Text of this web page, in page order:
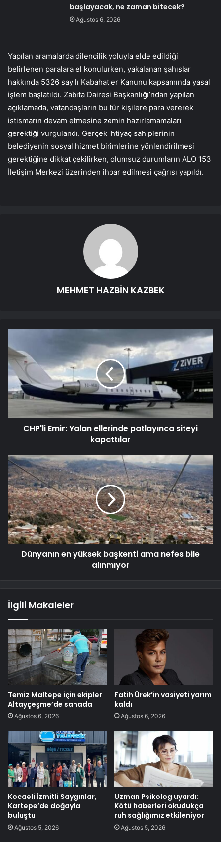
başlayacak, ne zaman bitecek?
Ağustos 6, 2026
Yapılan aramalarda dilencilik yoluyla elde edildiği
belirlenen paralara el konulurken, yakalanan şahıslar
hakkında 5326 sayılı Kabahatler Kanunu kapsamında yasal
işlem başlatıldı. Zabıta Dairesi Başkanlığı’ndan yapılan
açıklamada, vatandaşların bu tür kişilere para vererek
istismarın devam etmesine zemin hazırlamamaları
gerektiği vurgulandı. Gerçek ihtiyaç sahiplerinin
belediyenin sosyal hizmet birimlerine yönlendirilmesi
gerektiğine dikkat çekilirken, olumsuz durumların ALO 153
İletişim Merkezi üzerinden ihbar edilmesi çağrısı yapıldı.
MEHMET HAZBİN KAZBEK
CHP'li Emir: Yalan ellerinde patlayınca siteyi
kapattılar
Dünyanın en yüksek başkenti ama nefes bile
alınmıyor
İlgili Makaleler
Temiz Maltepe için ekipler
Altayçeşme’de sahada
Ağustos 6, 2026
Fatih Ürek’in vasiyeti yarım
kaldı
Ağustos 6, 2026
Kocaeli İzmitli Saygınlar,
Kartepe’de doğayla
buluştu
Ağustos 5, 2026
Uzman Psikolog uyardı:
Kötü haberleri okudukça
ruh sağlığımız etkileniyor
Ağustos 5, 2026